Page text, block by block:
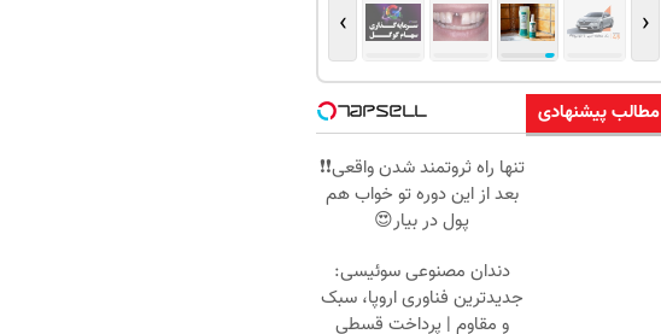
‹
›
مطالب پیشنهادی
تنها راه ثروتمند شدن واقعی❗❗
بعد از این دوره تو خواب هم
پول در بیار😍
دندان مصنوعی سوئیسی:
جدیدترین فناوری اروپا، سبک
و مقاوم | پرداخت قسطی